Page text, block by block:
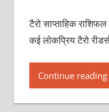
टैरो साप्ताहिक
कई लोकप्रिय टैरो
Continue reading